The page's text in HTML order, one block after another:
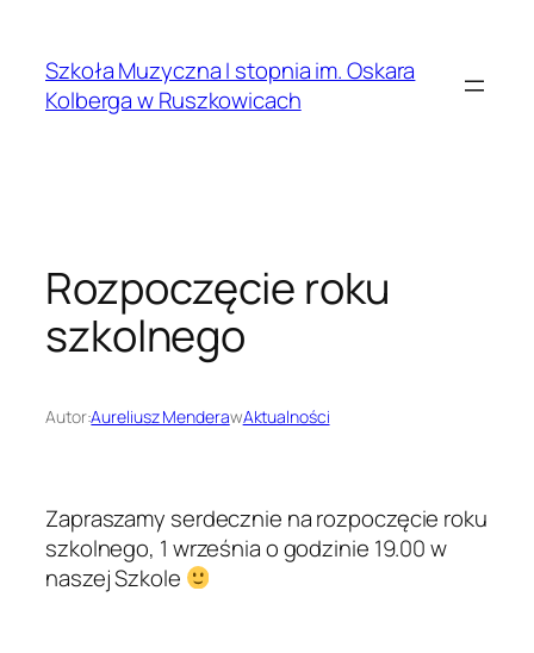
treściSzkoła Muzyczna I stopnia im. Oskara
Kolberga w Ruszkowicach
Rozpoczęcie roku
szkolnego
Autor:Aureliusz MenderawAktualności
Zapraszamy serdecznie na rozpoczęcie roku
szkolnego, 1 września o godzinie 19.00 w
naszej Szkole